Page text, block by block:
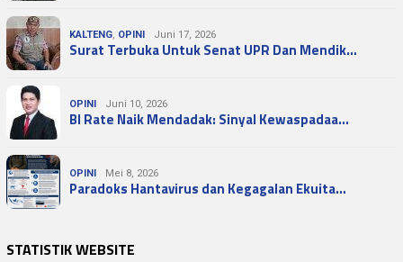
KALTENG, OPINI Juni 17, 2026
Surat Terbuka Untuk Senat UPR Dan Mendik…
OPINI Juni 10, 2026
BI Rate Naik Mendadak: Sinyal Kewaspadaa…
OPINI Mei 8, 2026
Paradoks Hantavirus dan Kegagalan Ekuita…
STATISTIK WEBSITE